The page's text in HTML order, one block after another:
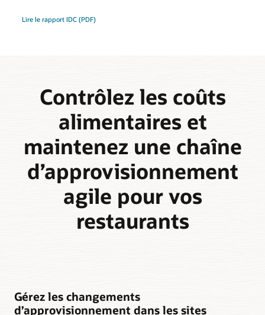
Lire le rapport IDC (PDF)
Contrôlez les coûts
alimentaires et
maintenez une chaîne
d’approvisionnement
agile pour vos
restaurants
Gérez les changements
d’approvisionnement dans les sites